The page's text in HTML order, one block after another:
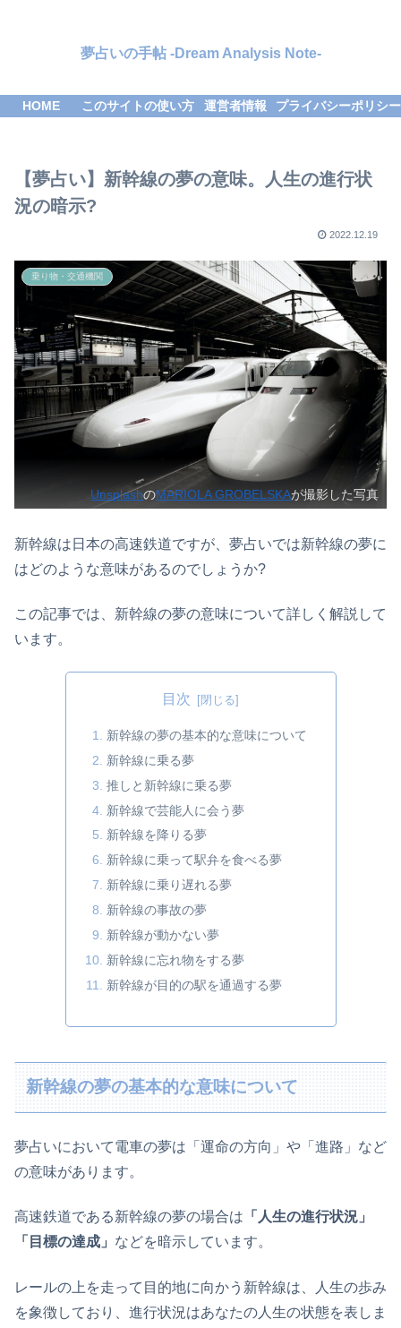
夢占いの手帖 -Dream Analysis Note-
HOME このサイトの使い方 運営者情報 プライバシーポリシー
【夢占い】新幹線の夢の意味。人生の進行状
況の暗示?
2022.12.19
乗り物・交通機関
UnsplashのMARIOLA GROBELSKAが撮影した写真
新幹線は日本の高速鉄道ですが、夢占いでは新幹線の夢に
はどのような意味があるのでしょうか?
この記事では、新幹線の夢の意味について詳しく解説して
います。
目次
新幹線の夢の基本的な意味について
新幹線に乗る夢
推しと新幹線に乗る夢
新幹線で芸能人に会う夢
新幹線を降りる夢
新幹線に乗って駅弁を食べる夢
新幹線に乗り遅れる夢
新幹線の事故の夢
新幹線が動かない夢
新幹線に忘れ物をする夢
新幹線が目的の駅を通過する夢
新幹線の夢の基本的な意味について
夢占いにおいて電車の夢は「運命の方向」や「進路」など
の意味があります。
高速鉄道である新幹線の夢の場合は 「人生の進行状況」
「目標の達成」 などを暗示しています。
レールの上を走って目的地に向かう新幹線は、人生の歩み
を象徴しており、進行状況はあなたの人生の状態を表しま